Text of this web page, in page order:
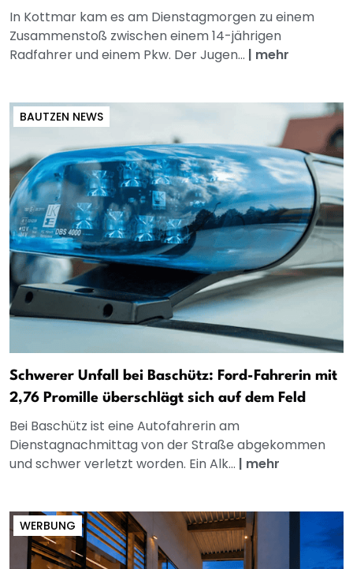
In Kottmar kam es am Dienstagmorgen zu einem
Zusammenstoß zwischen einem 14-jährigen
Radfahrer und einem Pkw. Der Jugen... | mehr
BAUTZEN NEWS
Schwerer Unfall bei Baschütz: Ford-Fahrerin mit
2,76 Promille überschlägt sich auf dem Feld
Bei Baschütz ist eine Autofahrerin am
Dienstagnachmittag von der Straße abgekommen
und schwer verletzt worden. Ein Alk... | mehr
WERBUNG